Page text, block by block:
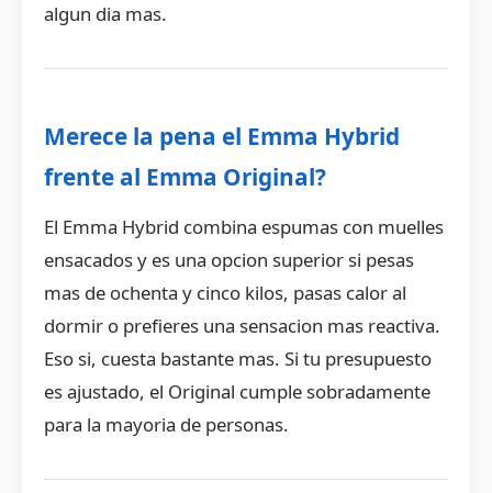
algun dia mas.
Merece la pena el Emma Hybrid
frente al Emma Original?
El Emma Hybrid combina espumas con muelles
ensacados y es una opcion superior si pesas
mas de ochenta y cinco kilos, pasas calor al
dormir o prefieres una sensacion mas reactiva.
Eso si, cuesta bastante mas. Si tu presupuesto
es ajustado, el Original cumple sobradamente
para la mayoria de personas.